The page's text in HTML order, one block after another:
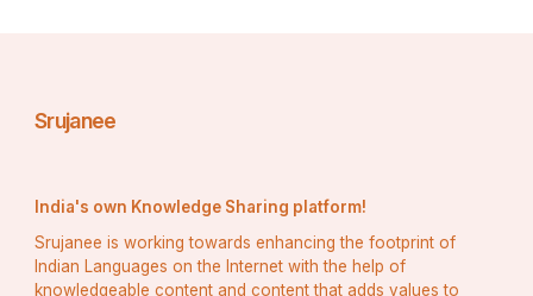
ତ୍ରୟୋଦଶ ଶତାବ୍ଦୀରୁ ବିରାଜମାନ କରିଥିବାର ପ୍ରମାଣ
ଦିଅନ୍ତି ।
ଆରାଧନା କରିବା ଏହି ମନ୍ତ୍ର ରେ
“କାନ୍ତ୍ୟା କାଞ୍ଚନ ସଂନିଭାଂ ହିମଗିରି
Srujanee
India's own Knowledge Sharing platform!
Srujanee is working towards enhancing the footprint of
Indian Languages on the Internet with the help of
knowledgeable content and content that adds values to